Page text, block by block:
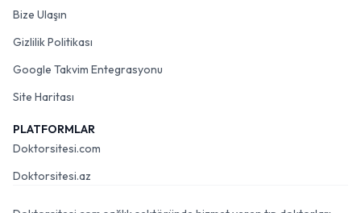
Bize Ulaşın
Gizlilik Politikası
Google Takvim Entegrasyonu
Site Haritası
PLATFORMLAR
Doktorsitesi.com
Doktorsitesi.az